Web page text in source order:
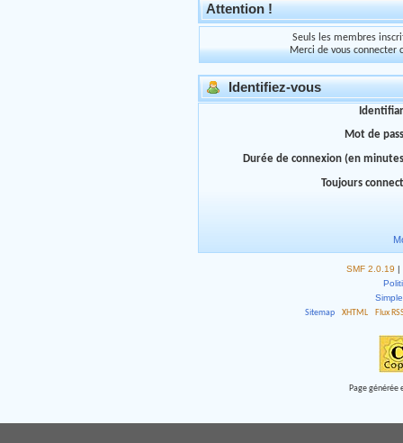
Attention !
Seuls les membres
Merci de vous connecter
Identifiez-vous
Mot de
Durée de connexion (en
Toujours
SMF 2.0.19 |
Sitemap
XHTML Flux
Page générée